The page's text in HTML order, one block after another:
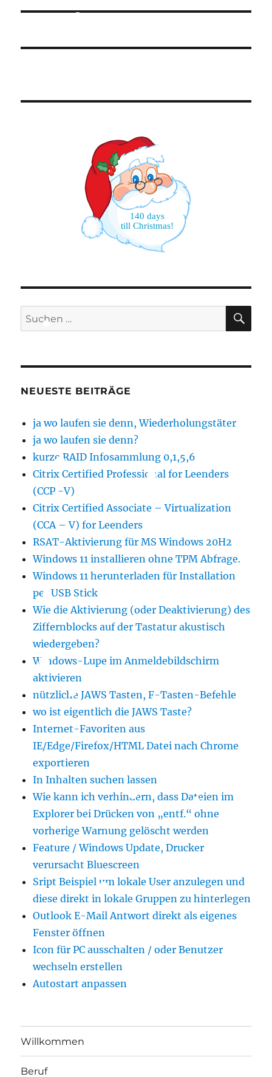
140 days
till Christmas!
Suchen
nach:
NEUESTE BEITRÄGE
ja wo laufen sie denn, Wiederholungstäter
ja wo laufen sie denn?
kurze RAID Infosammlung 0,1,5,6
Citrix Certified Professional for Leenders
(CCP -V)
Citrix Certified Associate – Virtualization
(CCA – V) for Leenders
RSAT-Aktivierung für MS Windows 20H2
Windows 11 installieren ohne TPM Abfrage.
Windows 11 herunterladen für Installation
per USB Stick
Wie die Aktivierung (oder Deaktivierung) des
Ziffernblocks auf der Tastatur akustisch
wiedergeben?
Windows-Lupe im Anmeldebildschirm
aktivieren
nützliche JAWS Tasten, F-Tasten-Befehle
wo ist eigentlich die JAWS Taste?
Internet-Favoriten aus
IE/Edge/Firefox/HTML Datei nach Chrome
exportieren
In Inhalten suchen lassen
Wie kann ich verhindern, dass Dateien im
Explorer bei Drücken von „entf.“ ohne
vorherige Warnung gelöscht werden
Feature / Windows Update, Drucker
verursacht Bluescreen
Sript Beispiel um lokale User anzulegen und
diese direkt in lokale Gruppen zu hinterlegen
Outlook E-Mail Antwort direkt als eigenes
Fenster öffnen
Icon für PC ausschalten / oder Benutzer
wechseln erstellen
Autostart anpassen
Willkommen
Beruf